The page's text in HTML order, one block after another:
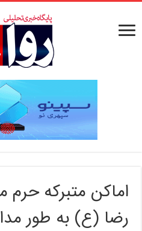
اماکن متبرکه
رضا (ع) به طور